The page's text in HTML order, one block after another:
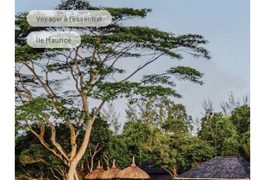
Voyager à l’essentiel
Île Maurice